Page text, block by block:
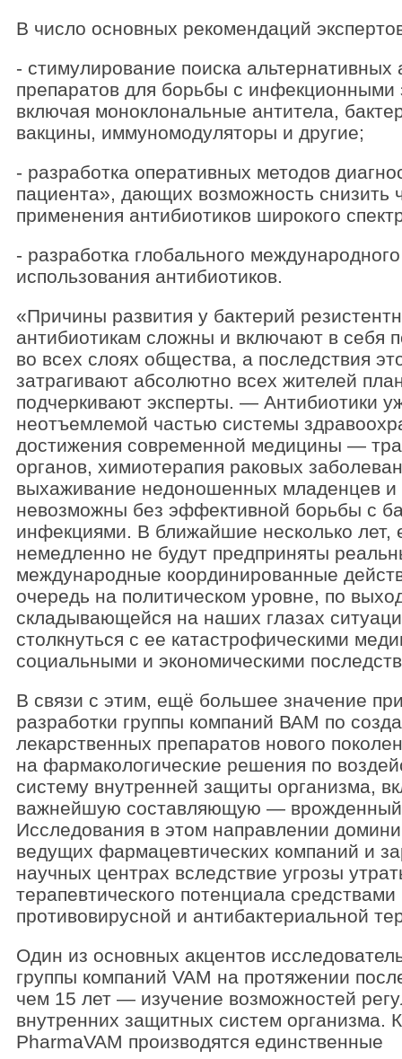
В число основных рекомендаций
- стимулирование поиска альтернативных
препаратов для борьбы с инфекционными
включая моноклональные антитела,
вакцины, иммуномодуляторы и другие;
- разработка оперативных методов
пациента», дающих возможность снизить
применения антибиотиков широкого
- разработка глобального
использования антибиотиков.
«Причины развития у бактерий
антибиотикам сложны и включают в себя
во всех слоях общества, а последствия
затрагивают абсолютно всех жителей
подчеркивают эксперты. — Антибиотики
неотъемлемой частью системы
достижения современной медицины —
органов, химиотерапия раковых
выхаживание недоношенных младенцев
невозможны без эффективной борьбы с
инфекциями. В ближайшие несколько лет,
немедленно не будут предприняты
международные координированные
очередь на политическом уровне, по
складывающейся на наших глазах
столкнуться с ее катастрофическими
социальными и экономическими
В связи с этим, ещё большее значение
разработки группы компаний ВАМ по
лекарственных препаратов нового
на фармакологические решения по
систему внутренней защиты организма,
важнейшую составляющую — врожденный
Исследования в этом направлении
ведущих фармацевтических компаний и
научных центрах вследствие угрозы
терапевтического потенциала средствами
противовирусной и антибактериальной
Один из основных акцентов
группы компаний VAM на протяжении
чем 15 лет — изучение возможностей
внутренних защитных систем организма.
PharmaVAM производятся единственные